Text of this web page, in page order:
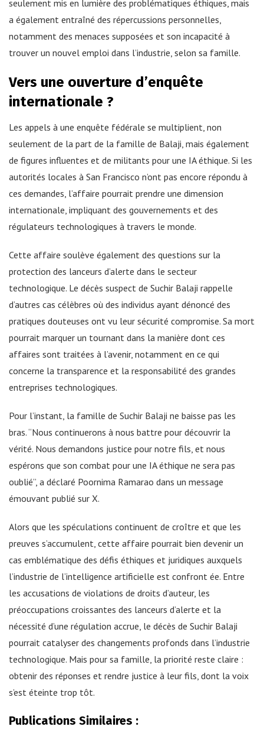
seulement mis en lumière des problématiques éthiques, mais
a également entraîné des répercussions personnelles,
notamment des menaces supposées et son incapacité à
trouver un nouvel emploi dans l’industrie, selon sa famille.
Vers une ouverture d’enquête
internationale ?
Les appels à une enquête fédérale se multiplient, non
seulement de la part de la famille de Balaji, mais également
de figures influentes et de militants pour une IA éthique. Si les
autorités locales à San Francisco n’ont pas encore répondu à
ces demandes, l’affaire pourrait prendre une dimension
internationale, impliquant des gouvernements et des
régulateurs technologiques à travers le monde.
Cette affaire soulève également des questions sur la
protection des lanceurs d’alerte dans le secteur
technologique. Le décès suspect de Suchir Balaji rappelle
d’autres cas célèbres où des individus ayant dénoncé des
pratiques douteuses ont vu leur sécurité compromise. Sa mort
pourrait marquer un tournant dans la manière dont ces
affaires sont traitées à l’avenir, notamment en ce qui
concerne la transparence et la responsabilité des grandes
entreprises technologiques.
Pour l’instant, la famille de Suchir Balaji ne baisse pas les
bras. “Nous continuerons à nous battre pour découvrir la
vérité. Nous demandons justice pour notre fils, et nous
espérons que son combat pour une IA éthique ne sera pas
oublié”, a déclaré Poornima Ramarao dans un message
émouvant publié sur X.
Alors que les spéculations continuent de croître et que les
preuves s’accumulent, cette affaire pourrait bien devenir un
cas emblématique des défis éthiques et juridiques auxquels
l’industrie de l’intelligence artificielle est confront ée. Entre
les accusations de violations de droits d’auteur, les
préoccupations croissantes des lanceurs d’alerte et la
nécessité d’une régulation accrue, le décès de Suchir Balaji
pourrait catalyser des changements profonds dans l’industrie
technologique. Mais pour sa famille, la priorité reste claire :
obtenir des réponses et rendre justice à leur fils, dont la voix
s’est éteinte trop tôt.
Publications Similaires :